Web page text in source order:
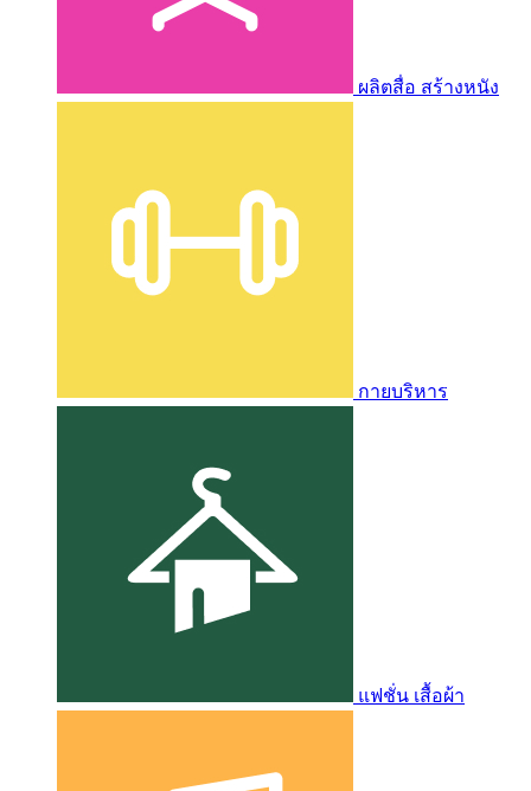
ผลิตสื่อ สร้างหนัง
กายบริหาร
แฟชั่น เสื้อผ้า